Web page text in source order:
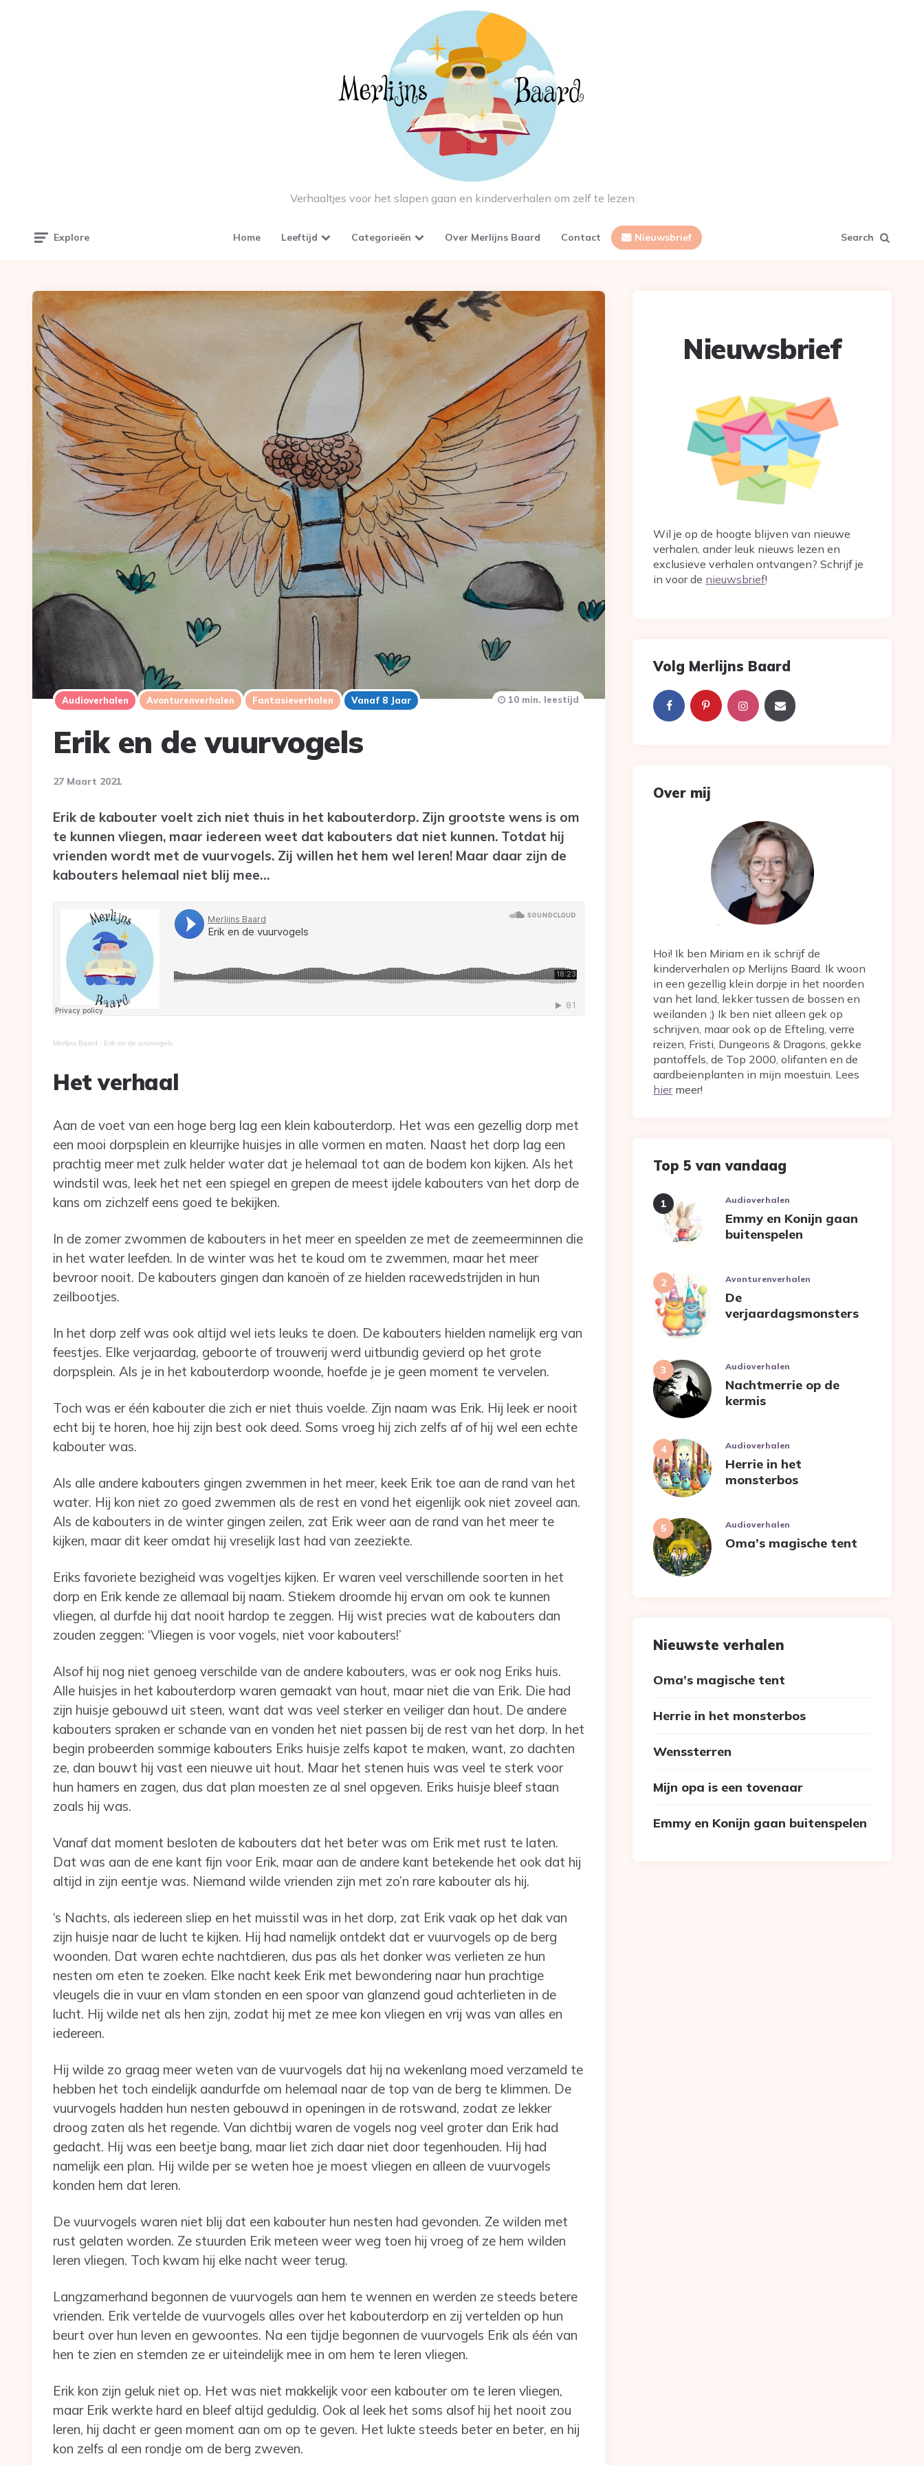
Verhaaltjes voor het slapen gaan en kinderverhalen om zelf te lezen
Explore Home Leeftijd Categorieën Over Merlijns Baard Contact Nieuwsbrief Search
Audioverhalen Avonturenverhalen Fantasieverhalen Vanaf 8 Jaar
Erik en de vuurvogels
27 Maart 2021
10 min. leestijd
Erik de kabouter voelt zich niet thuis in het kabouterdorp. Zijn grootste wens is om
te kunnen vliegen, maar iedereen weet dat kabouters dat niet kunnen. Totdat hij
vrienden wordt met de vuurvogels. Zij willen het hem wel leren! Maar daar zijn de
kabouters helemaal niet blij mee…
Merlijns Baard · Erik en de vuurvogels
Het verhaal
Aan de voet van een hoge berg lag een klein kabouterdorp. Het was een gezellig dorp met
een mooi dorpsplein en kleurrijke huisjes in alle vormen en maten. Naast het dorp lag een
prachtig meer met zulk helder water dat je helemaal tot aan de bodem kon kijken. Als het
windstil was, leek het net een spiegel en grepen de meest ijdele kabouters van het dorp de
kans om zichzelf eens goed te bekijken.
In de zomer zwommen de kabouters in het meer en speelden ze met de zeemeerminnen die
in het water leefden. In de winter was het te koud om te zwemmen, maar het meer
bevroor nooit. De kabouters gingen dan kanoën of ze hielden racewedstrijden in hun
zeilbootjes.
In het dorp zelf was ook altijd wel iets leuks te doen. De kabouters hielden namelijk erg van
feestjes. Elke verjaardag, geboorte of trouwerij werd uitbundig gevierd op het grote
dorpsplein. Als je in het kabouterdorp woonde, hoefde je je geen moment te vervelen.
Toch was er één kabouter die zich er niet thuis voelde. Zijn naam was Erik. Hij leek er nooit
echt bij te horen, hoe hij zijn best ook deed. Soms vroeg hij zich zelfs af of hij wel een echte
kabouter was.
Als alle andere kabouters gingen zwemmen in het meer, keek Erik toe aan de rand van het
water. Hij kon niet zo goed zwemmen als de rest en vond het eigenlijk ook niet zoveel aan.
Als de kabouters in de winter gingen zeilen, zat Erik weer aan de rand van het meer te
kijken, maar dit keer omdat hij vreselijk last had van zeeziekte.
Eriks favoriete bezigheid was vogeltjes kijken. Er waren veel verschillende soorten in het
dorp en Erik kende ze allemaal bij naam. Stiekem droomde hij ervan om ook te kunnen
vliegen, al durfde hij dat nooit hardop te zeggen. Hij wist precies wat de kabouters dan
zouden zeggen: ‘Vliegen is voor vogels, niet voor kabouters!’
Alsof hij nog niet genoeg verschilde van de andere kabouters, was er ook nog Eriks huis.
Alle huisjes in het kabouterdorp waren gemaakt van hout, maar niet die van Erik. Die had
zijn huisje gebouwd uit steen, want dat was veel sterker en veiliger dan hout. De andere
kabouters spraken er schande van en vonden het niet passen bij de rest van het dorp. In het
begin probeerden sommige kabouters Eriks huisje zelfs kapot te maken, want, zo dachten
ze, dan bouwt hij vast een nieuwe uit hout. Maar het stenen huis was veel te sterk voor
hun hamers en zagen, dus dat plan moesten ze al snel opgeven. Eriks huisje bleef staan
zoals hij was.
Vanaf dat moment besloten de kabouters dat het beter was om Erik met rust te laten.
Dat was aan de ene kant fijn voor Erik, maar aan de andere kant betekende het ook dat hij
altijd in zijn eentje was. Niemand wilde vrienden zijn met zo’n rare kabouter als hij.
‘s Nachts, als iedereen sliep en het muisstil was in het dorp, zat Erik vaak op het dak van
zijn huisje naar de lucht te kijken. Hij had namelijk ontdekt dat er vuurvogels op de berg
woonden. Dat waren echte nachtdieren, dus pas als het donker was verlieten ze hun
nesten om eten te zoeken. Elke nacht keek Erik met bewondering naar hun prachtige
vleugels die in vuur en vlam stonden en een spoor van glanzend goud achterlieten in de
lucht. Hij wilde net als hen zijn, zodat hij met ze mee kon vliegen en vrij was van alles en
iedereen.
Hij wilde zo graag meer weten van de vuurvogels dat hij na wekenlang moed verzameld te
hebben het toch eindelijk aandurfde om helemaal naar de top van de berg te klimmen. De
vuurvogels hadden hun nesten gebouwd in openingen in de rotswand, zodat ze lekker
droog zaten als het regende. Van dichtbij waren de vogels nog veel groter dan Erik had
gedacht. Hij was een beetje bang, maar liet zich daar niet door tegenhouden. Hij had
namelijk een plan. Hij wilde per se weten hoe je moest vliegen en alleen de vuurvogels
konden hem dat leren.
De vuurvogels waren niet blij dat een kabouter hun nesten had gevonden. Ze wilden met
rust gelaten worden. Ze stuurden Erik meteen weer weg toen hij vroeg of ze hem wilden
leren vliegen. Toch kwam hij elke nacht weer terug.
Langzamerhand begonnen de vuurvogels aan hem te wennen en werden ze steeds betere
vrienden. Erik vertelde de vuurvogels alles over het kabouterdorp en zij vertelden op hun
beurt over hun leven en gewoontes. Na een tijdje begonnen de vuurvogels Erik als één van
hen te zien en stemden ze er uiteindelijk mee in om hem te leren vliegen.
Erik kon zijn geluk niet op. Het was niet makkelijk voor een kabouter om te leren vliegen,
maar Erik werkte hard en bleef altijd geduldig. Ook al leek het soms alsof hij het nooit zou
leren, hij dacht er geen moment aan om op te geven. Het lukte steeds beter en beter, en hij
kon zelfs al een rondje om de berg zweven.
Nieuwsbrief
Wil je op de hoogte blijven van nieuwe
verhalen, ander leuk nieuws lezen en
exclusieve verhalen ontvangen? Schrijf je
in voor de nieuwsbrief!
Volg Merlijns Baard
Over mij
Hoi! Ik ben Miriam en ik schrijf de
kinderverhalen op Merlijns Baard. Ik woon
in een gezellig klein dorpje in het noorden
van het land, lekker tussen de bossen en
weilanden ;) Ik ben niet alleen gek op
schrijven, maar ook op de Efteling, verre
reizen, Fristi, Dungeons & Dragons, gekke
pantoffels, de Top 2000, olifanten en de
aardbeienplanten in mijn moestuin. Lees
hiermeer!
Top 5 van vandaag
Audioverhalen
Emmy en Konijn gaan
buitenspelen
Avonturenverhalen
De
verjaardagsmonsters
Audioverhalen
Nachtmerrie op de
kermis
Audioverhalen
Herrie in het
monsterbos
Audioverhalen
Oma’s magische tent
Nieuwste verhalen
Oma’s magische tent
Herrie in het monsterbos
Wenssterren
Mijn opa is een tovenaar
Emmy en Konijn gaan buitenspelen